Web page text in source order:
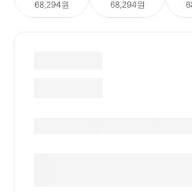
68,294원 68,294원